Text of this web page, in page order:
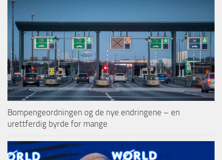
Bompengeordningen og de nye endringene – en
urettferdig byrde for mange